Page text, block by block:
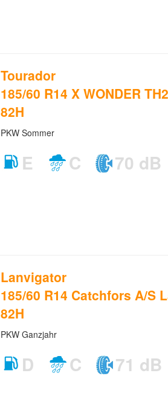
Tourador
185/60 R14 X WONDER
82H
PKW Sommer
E C 70 dB
Lanvigator
185/60 R14 Catchfors A/S
82H
PKW Ganzjahr
D C 71 dB